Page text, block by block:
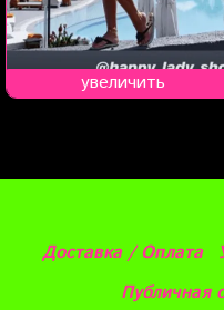
увеличить
Доставка / Оплата
Публичная